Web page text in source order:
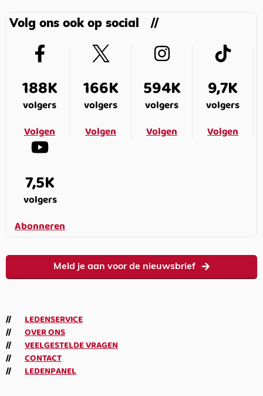
Volg ons ook op social
188K
volgers
Volgen
166K
volgers
Volgen
594K
volgers
Volgen
9,7K
volgers
Volgen
7,5K
volgers
Abonneren
Meld je aan voor de nieuwsbrief
LEDENSERVICE
OVER ONS
VEELGESTELDE VRAGEN
CONTACT
LEDENPANEL